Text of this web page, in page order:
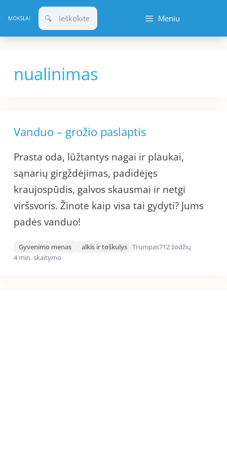
prie
turinio
Meniu
nualinimas
Vanduo – grožio paslaptis
Prasta oda, lūžtantys nagai ir plaukai,
sąnarių girgždėjimas, padidėjęs
kraujospūdis, galvos skausmai ir netgi
viršsvoris. Žinote kaip visa tai gydyti? Jums
padės vanduo!
Gyvenimo menas alkis ir toškulys Trumpas712 žodžių
4 min. skaitymo